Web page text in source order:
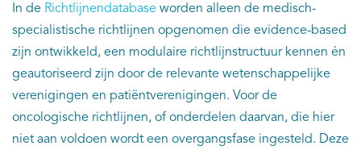
In de Richtlijnendatabase worden alleen de medisch-
specialistische richtlijnen opgenomen die evidence-based
zijn ontwikkeld, een modulaire richtlijnstructuur kennen én
geautoriseerd zijn door de relevante wetenschappelijke
verenigingen en patiëntverenigingen. Voor de
oncologische richtlijnen, of onderdelen daarvan, die hier
niet aan voldoen wordt een overgangsfase ingesteld. Deze